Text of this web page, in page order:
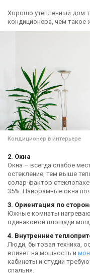
Хорошо утепленный дом
кондиционера, чем такое
Кондиционер в интерьере
2. Окна
Окна – всегда слабое
остекление, тем выше
солар-фактор
35%. Панорамные окна
3. Ориентация по
Южные комнаты
одинаковой площади
4. Внутренние
Люди, бытовая техника,
влияет на мощность и
кабинеты и студии
спальня.